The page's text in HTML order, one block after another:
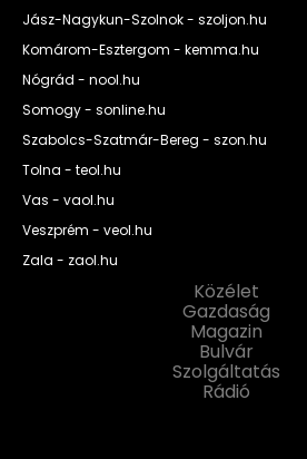
Jász-Nagykun-Szolnok - szoljon.hu
Komárom-Esztergom - kemma.hu
Nógrád - nool.hu
Somogy - sonline.hu
Szabolcs-Szatmár-Bereg - szon.hu
Tolna - teol.hu
Vas - vaol.hu
Veszprém - veol.hu
Zala - zaol.hu
Közélet
Gazdaság
Magazin
Bulvár
Szolgáltatás
Rádió